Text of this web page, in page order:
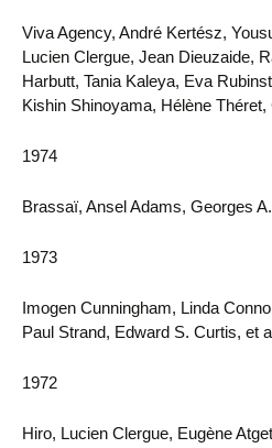
Viva Agency, André Kertész,
Lucien Clergue, Jean Dieuzaide,
Harbutt, Tania Kaleya, Eva
Kishin Shinoyama, Hélène
1974
Brassaï, Ansel Adams, Georges
1973
Imogen Cunningham, Linda
Paul Strand, Edward S. Curtis, et
1972
Hiro, Lucien Clergue, Eugène